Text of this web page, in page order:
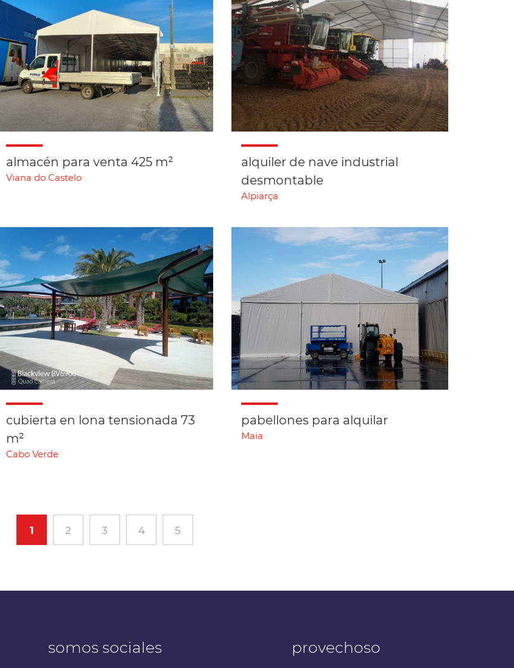
almacén para venta 425 m²
Viana do Castelo
alquiler de nave industrial
desmontable
Alpiarça
cubierta en lona tensionada 73
m²
Cabo Verde
pabellones para alquilar
Maia
1 2 3 4 5
somos sociales provechoso